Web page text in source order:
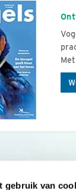
gebruik van